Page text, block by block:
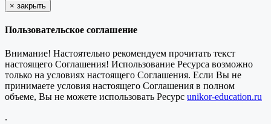
× закрыть
Пользовательское соглашение
Внимание! Настоятельно рекомендуем прочитать текст
настоящего Соглашения! Использование Ресурса возможно
только на условиях настоящего Соглашения. Если Вы не
принимаете условия настоящего Соглашения в полном
объеме, Вы не можете использовать Ресурс unikor-education.ru
.